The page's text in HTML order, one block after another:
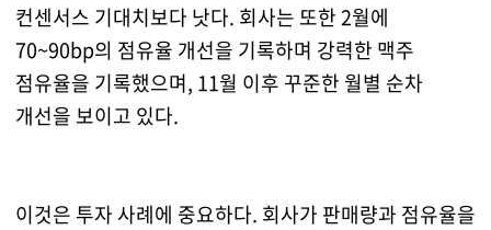
컨센서스 기대치보다 낫다. 회사는 또한 2월에
70~90bp의 점유율 개선을 기록하며 강력한 맥주
점유율을 기록했으며, 11월 이후 꾸준한 월별 순차
개선을 보이고 있다.
이것은 투자 사례에 중요하다. 회사가 판매량과 점유율을